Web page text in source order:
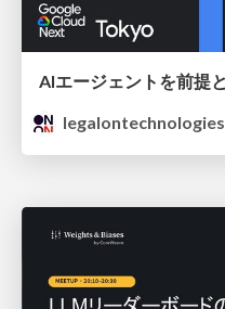
legalontechnologies